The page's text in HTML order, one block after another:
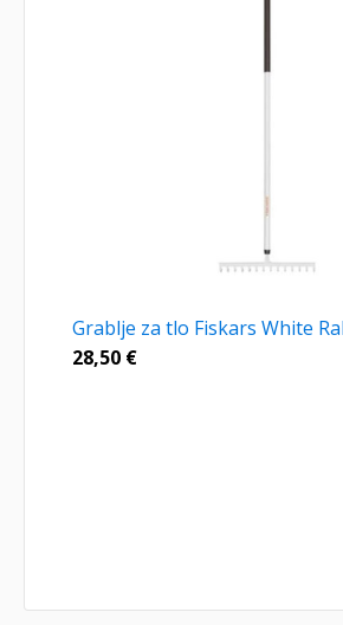
Grablje za tlo Fiskars White
28,50 €